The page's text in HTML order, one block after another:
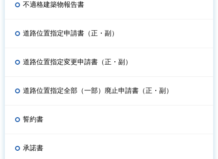
不適格建築物報告書
道路位置指定申請書（正・副）
道路位置指定変更申請書（正・副）
道路位置指定全部（一部）廃止申請書（正・副）
誓約書
承諾書